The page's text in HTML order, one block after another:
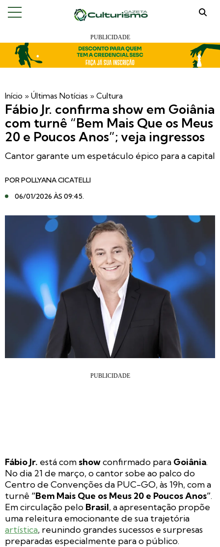
Início » Últimas Notícias » Cultura
Fábio Jr. confirma show em Goiânia
com turnê “Bem Mais Que os Meus
20 e Poucos Anos”; veja ingressos
Cantor garante um espetáculo épico para a capital
PORPOLLYANA CICATELLI
06/01/2026 ÀS 09:45.
Fábio Jr. está comshowconfirmado para Goiânia.
No dia 21 de março, o cantor sobe ao palco do
Centro de Convenções da PUC-GO, às 19h, com a
turnê “Bem Mais Que os Meus 20 e Poucos Anos”.
Em circulação pelo Brasil, a apresentação propõe
uma releitura emocionante de sua trajetória
artística, reunindo grandes sucessos e surpresas
preparadas especialmente para o público.